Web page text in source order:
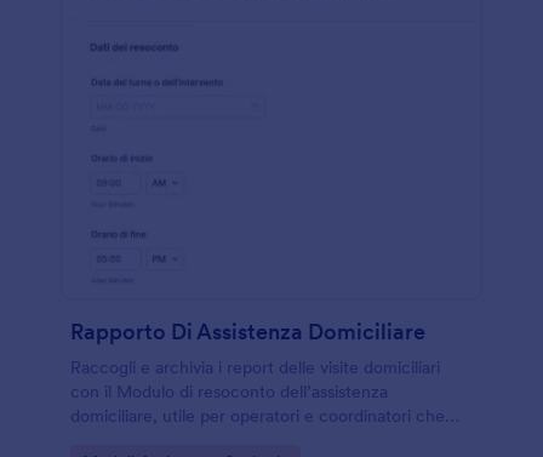
Rapporto Di Assistenza Domiciliare
Raccogli e archivia i report delle visite domiciliari
con il Modulo di resoconto dell’assistenza
domiciliare, utile per operatori e coordinatori che